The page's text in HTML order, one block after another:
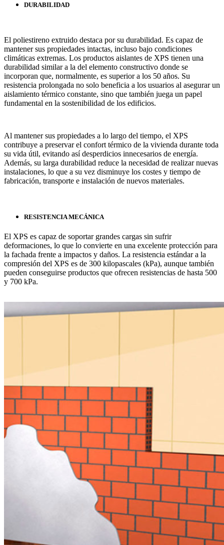
DURABILIDAD
El poliestireno extruido destaca por su durabilidad. Es capaz de
mantener sus propiedades intactas, incluso bajo condiciones
climáticas extremas. Los productos aislantes de XPS tienen una
durabilidad similar a la del elemento constructivo donde se
incorporan que, normalmente, es superior a los 50 años. Su
resistencia prolongada no solo beneficia a los usuarios al asegurar un
aislamiento térmico constante, sino que también juega un papel
fundamental en la sostenibilidad de los edificios.
Al mantener sus propiedades a lo largo del tiempo, el XPS
contribuye a preservar el confort térmico de la vivienda durante toda
su vida útil, evitando así desperdicios innecesarios de energía.
Además, su larga durabilidad reduce la necesidad de realizar nuevas
instalaciones, lo que a su vez disminuye los costes y tiempo de
fabricación, transporte e instalación de nuevos materiales.
RESISTENCIA MECÁNICA
El XPS es capaz de soportar grandes cargas sin sufrir
deformaciones, lo que lo convierte en una excelente protección para
la fachada frente a impactos y daños. La resistencia estándar a la
compresión del XPS es de 300 kilopascales (kPa), aunque también
pueden conseguirse productos que ofrecen resistencias de hasta 500
y 700 kPa.